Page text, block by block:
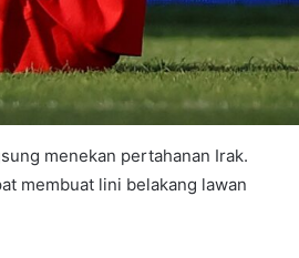
menekan pertahanan Irak.
membuat lini belakang lawan